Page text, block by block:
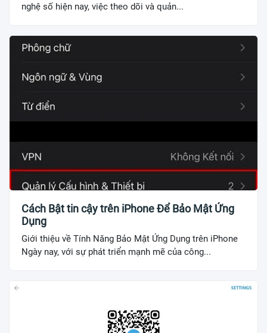
nghệ số hiện nay, việc theo dõi và quản...
Cách Bật tin cậy trên iPhone Để Bảo Mật Ứng
Dụng
Giới thiệu về Tính Năng Bảo Mật Ứng Dụng trên iPhone
Ngày nay, với sự phát triển mạnh mẽ của công...